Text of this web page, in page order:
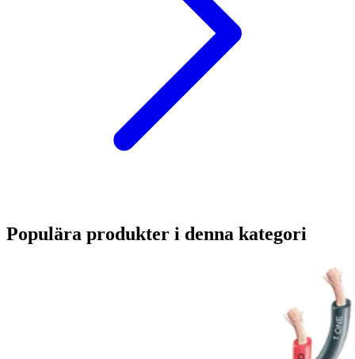
Populära produkter i denna kategori